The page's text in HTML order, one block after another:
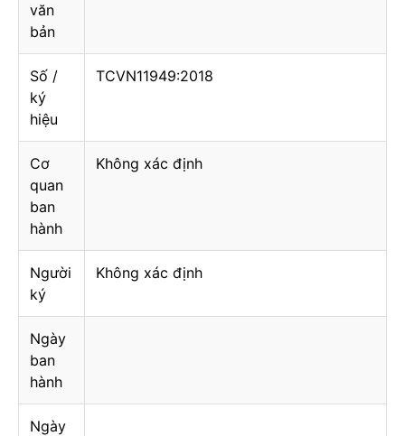
văn
bản
Số /
ký
hiệu
TCVN11949:2018
Cơ
quan
ban
hành
Không xác định
Người
ký
Không xác định
Ngày
ban
hành
Ngày